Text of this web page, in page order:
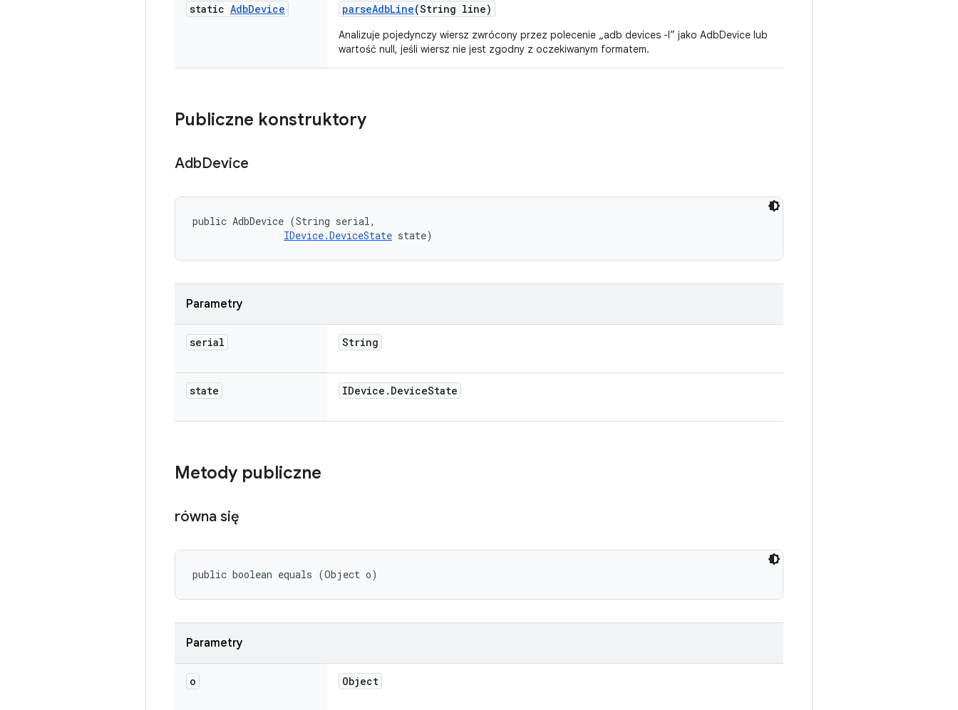
static AdbDevice parseAdbLine(String line)
Analizuje pojedynczy wiersz zwrócony przez polecenie „adb devices -l” jako AdbDevice lub
wartość null, jeśli wiersz nie jest zgodny z oczekiwanym formatem.
Publiczne konstruktory
AdbDevice
public AdbDevice (String serial,
IDevice.DeviceState state)
Parametry
serial String
state IDevice . DeviceState
Metody publiczne
równa się
public boolean equals (Object o)
Parametry
o Object